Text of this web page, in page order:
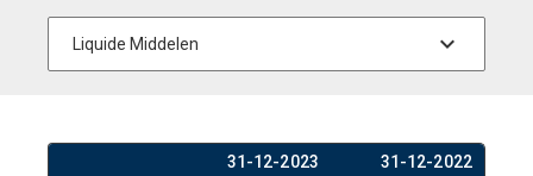
31-12-2023
31-12-2022